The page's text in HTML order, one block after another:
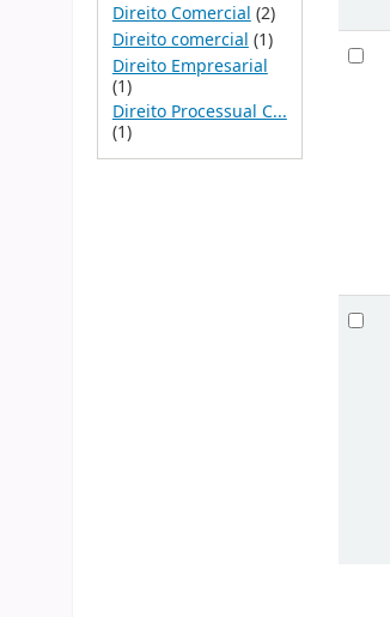
Direito Comercial (2)
Direito comercial (1)
Direito Empresarial
(1)
Direito Processual C...
(1)